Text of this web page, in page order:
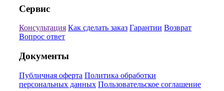
Сервис
Консультация Как сделать заказ Гарантии Возврат
Вопрос ответ
Документы
Публичная оферта Политика обработки
персональных данных Пользовательское соглашение